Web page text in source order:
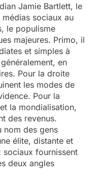
Jamie Bartlett, le
médias sociaux au
le populisme
majeures. Primo, il
et simples à
en
Pour la droite
les modes de
Pour la
la mondialisation,
des revenus.
nom des gens
élite, distante et
sociaux fournissent
deux angles